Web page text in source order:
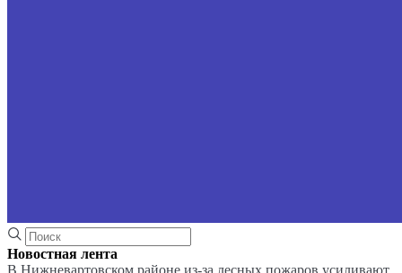
Новостная лента
В Нижневартовском районе из-за лесных пожаров усиливают